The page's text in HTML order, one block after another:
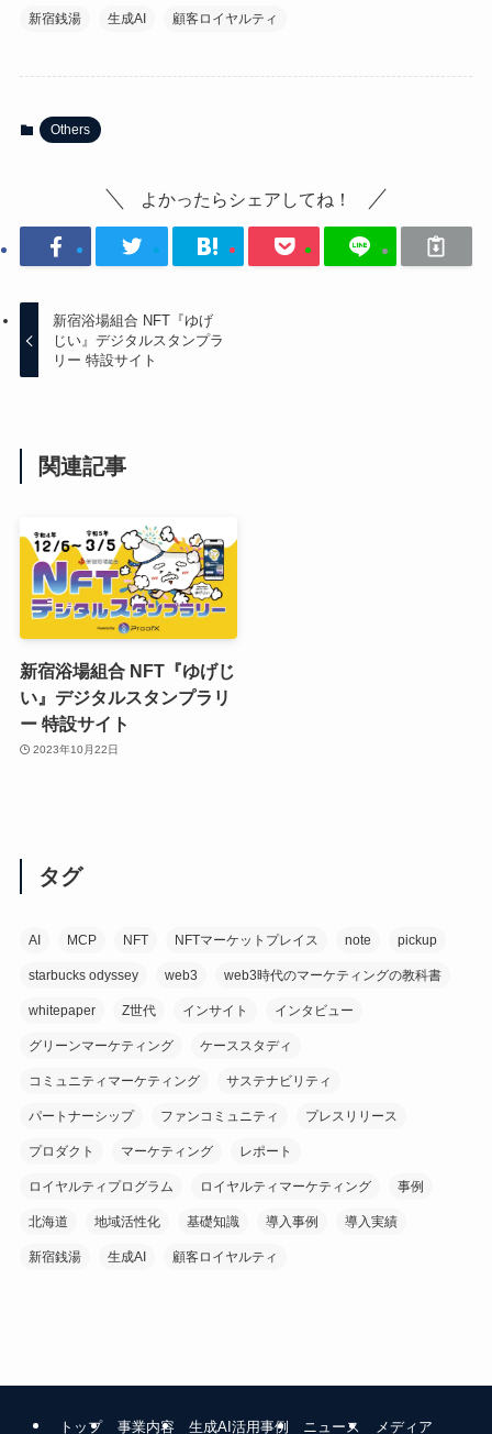
新宿銭湯 生成AI 顧客ロイヤルティ
Others
よかったらシェアしてね！
新宿浴場組合 NFT『ゆげ
じい』デジタルスタンプラ
リー 特設サイト
関連記事
新宿浴場組合 NFT『ゆげじ
い』デジタルスタンプラリ
ー 特設サイト
2023年10月22日
タグ
AI MCP NFT NFTマーケットプレイス note pickup
starbucks odyssey web3 web3時代のマーケティングの教科書
whitepaper Z世代 インサイト インタビュー
グリーンマーケティング ケーススタディ
コミュニティマーケティング サステナビリティ
パートナーシップ ファンコミュニティ プレスリリース
プロダクト マーケティング レポート
ロイヤルティプログラム ロイヤルティマーケティング 事例
北海道 地域活性化 基礎知識 導入事例 導入実績
新宿銭湯 生成AI 顧客ロイヤルティ
トップ 事業内容 生成AI活用事例 ニュース メディア